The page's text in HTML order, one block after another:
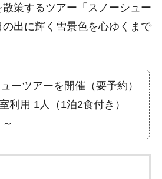
策するツアー「スノーシュー
出に輝く雪景色を心ゆくまで
ーツアーを開催（要予約）
利用 1人（1泊2食付き）